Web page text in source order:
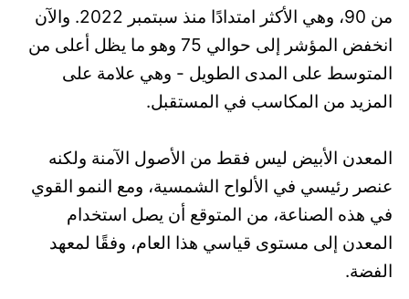
من 90، وهي الأكثر امتدادًا منذ سبتمبر 2022. والآن
انخفض المؤشر إلى حوالي 75 وهو ما يظل أعلى من
المتوسط ​​​​على المدى الطويل - وهي علامة على
المزيد من المكاسب في المستقبل.
المعدن الأبيض ليس فقط من الأصول الآمنة ولكنه
عنصر رئيسي في الألواح الشمسية، ومع النمو القوي
في هذه الصناعة، من المتوقع أن يصل استخدام
المعدن إلى مستوى قياسي هذا العام، وفقًا لمعهد
الفضة.